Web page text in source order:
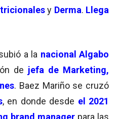
y Derma. Llega
a la nacional Algabo
de jefa de Marketing,
. Baez Mariño se cruzó
, en donde desde el 2021
brand manager para las